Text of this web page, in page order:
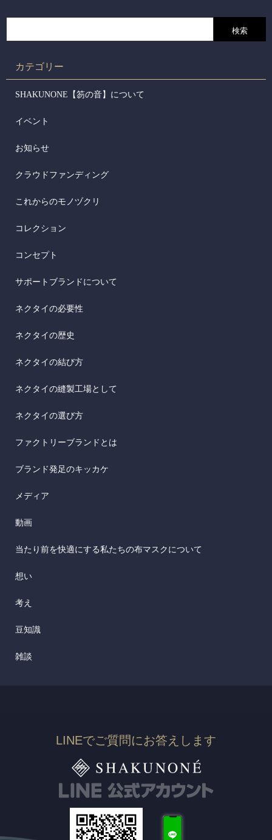
カテゴリー
SHAKUNONE【笏の音】について
イベント
お知らせ
クラウドファンディング
これからのモノヅクリ
コレクション
コンセプト
サポートブランドについて
ネクタイの必要性
ネクタイの歴史
ネクタイの結び方
ネクタイの縫製工場として
ネクタイの選び方
ファクトリーブランドとは
ブランド発足のキッカケ
メディア
動画
当たり前を快適にする私たちの布マスクについて
想い
考え
豆知識
雑談
LINEでご質問にお答えします